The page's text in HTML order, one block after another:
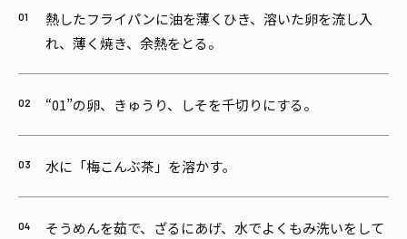
熱したフライパンに油を薄くひき、溶いた卵を流し入
れ、薄く焼き、余熱をとる。
“01”の卵、きゅうり、しそを千切りにする。
水に「梅こんぶ茶」を溶かす。
そうめんを茹で、ざるにあげ、水でよくもみ洗いをして